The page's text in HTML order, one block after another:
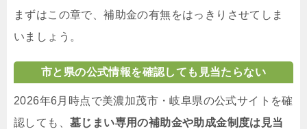
まずはこの章で、補助金の有無をはっきりさせてしま
いましょう。
市と県の公式情報を確認しても見当たらない
2026年6月時点で美濃加茂市・岐阜県の公式サイトを確
認しても、 墓じまい専用の補助金や助成金制度は見当